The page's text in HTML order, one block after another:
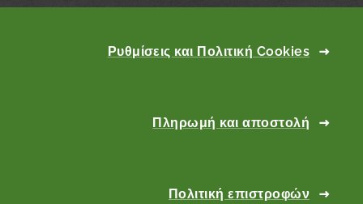
Ρυθμίσεις και Πολιτική Cookies
Πληρωμή και αποστολή
Πολιτική επιστροφών